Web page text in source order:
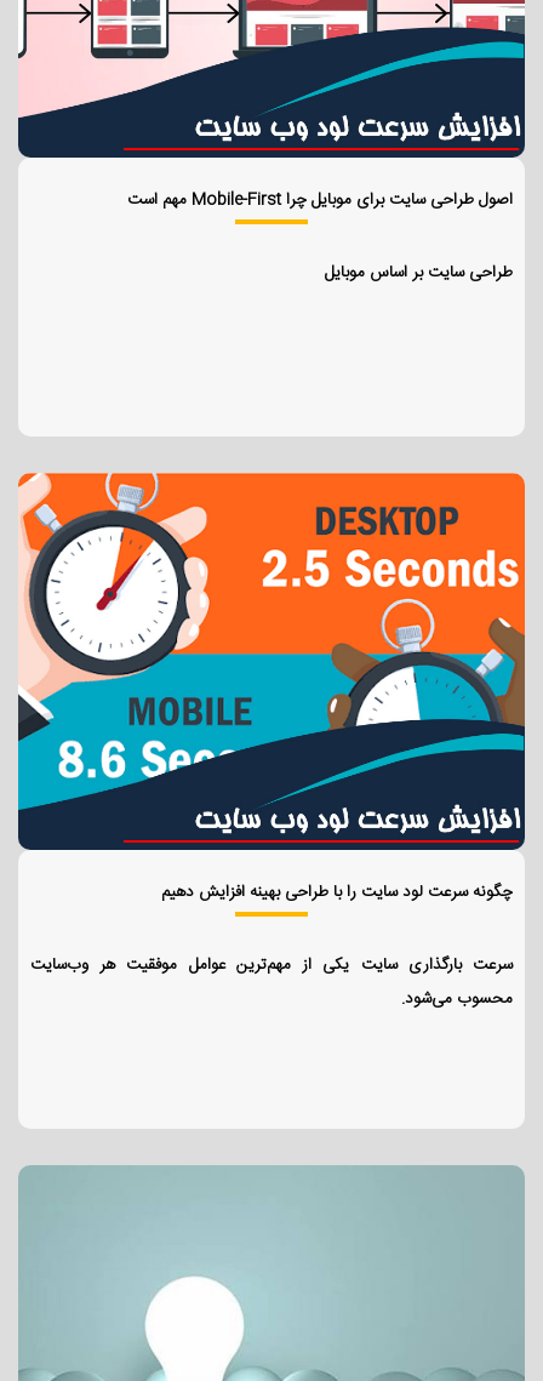
اصول طراحی سایت برای موبایل چرا Mobile-First مهم است
طراحی سایت بر اساس موبایل
چگونه سرعت لود سایت را با طراحی بهینه افزایش دهیم
سرعت بارگذاری سایت یکی از مهم‌ترین عوامل موفقیت هر وب‌سایت
محسوب می‌شود.